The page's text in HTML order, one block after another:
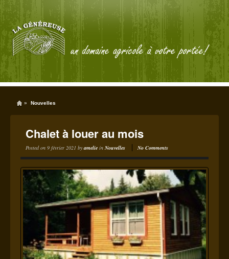
» Nouvelles
Chalet à louer au mois
Posted on 9 février 2021 byamelie in Nouvelles No Comments